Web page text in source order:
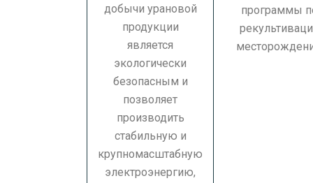
добычи урановой
продукции
является
экологически
безопасным и
позволяет
производить
стабильную и
крупномасштабную
электроэнергию,
программы